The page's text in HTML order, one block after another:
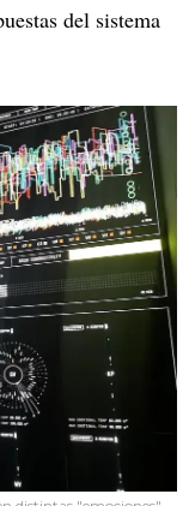
del sistema